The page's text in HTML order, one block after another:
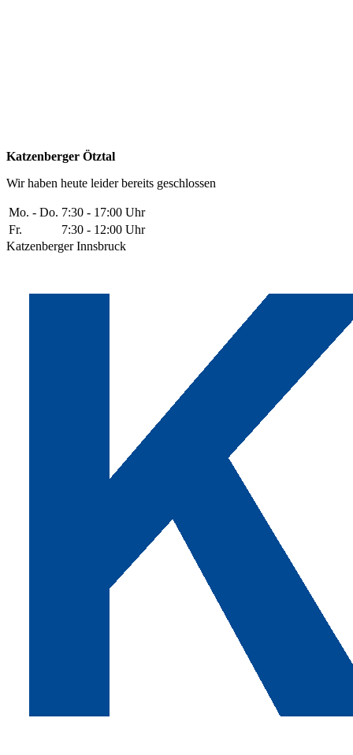
Katzenberger Ötztal
Wir haben heute leider bereits geschlossen
Mo. - Do. 7:30 - 17:00 Uhr
Fr.
7:30 - 12:00 Uhr
Katzenberger Innsbruck